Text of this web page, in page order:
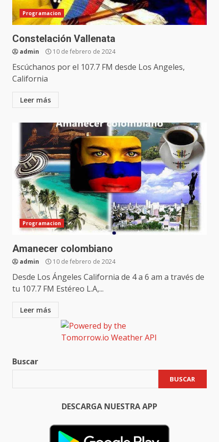
Programacion
Constelación Vallenata
admin 10 de febrero de 2024
Escúchanos por el 107.7 FM desde Los Angeles,
California
Leer más
Programacion
Amanecer colombiano
admin 10 de febrero de 2024
Desde Los Ángeles California de 4 a 6 am a través de
tu 107.7 FM Estéreo L.A,...
Leer más
Buscar
BUSCAR
DESCARGA NUESTRA APP